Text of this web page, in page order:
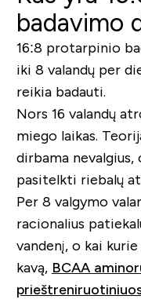
badavimo
16:8 protarpinio
iki 8 valandų per
reikia badauti.
Nors 16 valandų
miego laikas.
dirbama
pasitelkti riebalų
Per 8 valgymo
racionalius
vandenį, o kai
kavą, BCAA